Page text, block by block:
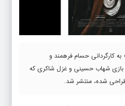
کارگردانی حسام فرهمند و
بازی شهاب حسینی و غزل شاکری که